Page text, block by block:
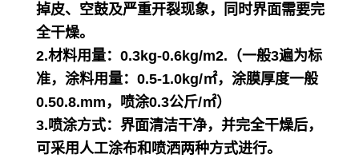
掉皮、空鼓及严重开裂现象，同时界面需要完
全干燥。
2.材料用量： 0.3kg-0.6kg/m2.（一般3遍为标
准，涂料用量：0.5-1.0kg/㎡，涂膜厚度一般
0.50.8.mm，喷涂0.3公斤/㎡）
3.喷涂方式： 界面清洁干净，并完全干燥后，
可采用人工涂布和喷洒两种方式进行。